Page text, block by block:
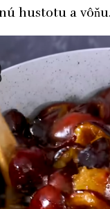
hustotu a vôňu.